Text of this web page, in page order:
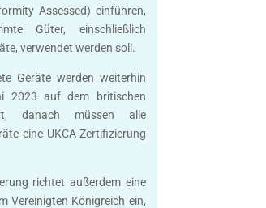
Assessed) einführen,
Güter, einschließlich
verwendet werden soll.
Geräte werden weiterhin
2023 auf dem britischen
danach müssen alle
eine UKCA-Zertifizierung
richtet außerdem eine
Vereinigten Königreich ein,